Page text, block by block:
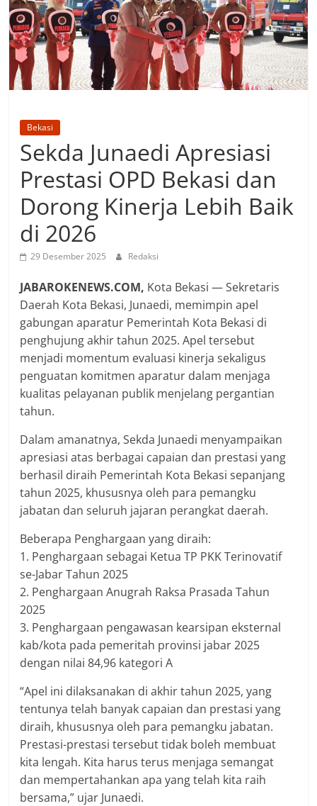
Bekasi
Sekda Junaedi Apresiasi
Prestasi OPD Bekasi dan
Dorong Kinerja Lebih Baik
di 2026
29 Desember 2025 Redaksi
JABAROKENEWS.COM, Kota Bekasi — Sekretaris
Daerah Kota Bekasi, Junaedi, memimpin apel
gabungan aparatur Pemerintah Kota Bekasi di
penghujung akhir tahun 2025. Apel tersebut
menjadi momentum evaluasi kinerja sekaligus
penguatan komitmen aparatur dalam menjaga
kualitas pelayanan publik menjelang pergantian
tahun.
Dalam amanatnya, Sekda Junaedi menyampaikan
apresiasi atas berbagai capaian dan prestasi yang
berhasil diraih Pemerintah Kota Bekasi sepanjang
tahun 2025, khususnya oleh para pemangku
jabatan dan seluruh jajaran perangkat daerah.
Beberapa Penghargaan yang diraih:
1. Penghargaan sebagai Ketua TP PKK Terinovatif
se-Jabar Tahun 2025
2. Penghargaan Anugrah Raksa Prasada Tahun
2025
3. Penghargaan pengawasan kearsipan eksternal
kab/kota pada pemeritah provinsi jabar 2025
dengan nilai 84,96 kategori A
“Apel ini dilaksanakan di akhir tahun 2025, yang
tentunya telah banyak capaian dan prestasi yang
diraih, khususnya oleh para pemangku jabatan.
Prestasi-prestasi tersebut tidak boleh membuat
kita lengah. Kita harus terus menjaga semangat
dan mempertahankan apa yang telah kita raih
bersama,” ujar Junaedi.